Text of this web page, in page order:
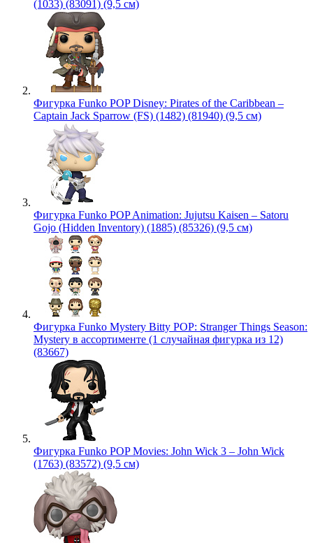
(1033) (83091) (9,5 см)
Фигурка Funko POP Disney: Pirates of the Caribbean –
Captain Jack Sparrow (FS) (1482) (81940) (9,5 см)
Фигурка Funko POP Animation: Jujutsu Kaisen – Satoru
Gojo (Hidden Inventory) (1885) (85326) (9,5 см)
Фигурка Funko Mystery Bitty POP: Stranger Things Season:
Mystery в ассортименте (1 случайная фигурка из 12)
(83667)
Фигурка Funko POP Movies: John Wick 3 – John Wick
(1763) (83572) (9,5 см)